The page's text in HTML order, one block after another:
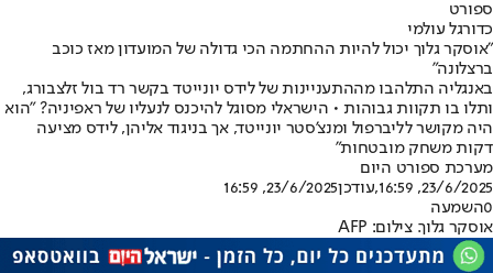
ספורט
כדורגל עולמי
"אוסקר גלוך יכול להיות ההחתמה הכי גדולה של המועדון מאז כוכב
ברצלונה"
באנגליה התלהבו מההתעניינות של לידס יונייטד בקשר רד בול זלצבורג,
ותלו בו תקוות גבוהות • הישראלי מסוגל להיכנס לנעליו של ראפיניה? "הוא
היה מקושר לליברפול ומנצ'סטר יונייטד, אך בניגוד אליהן, לידס מציעה
דקות משחק מובטחות"
מערכת ספורט היום
23/6/2025, 16:59
,עודכן23/6/2025, 16:59
0השמעה
אוסקר גלוך. צילום: AFP